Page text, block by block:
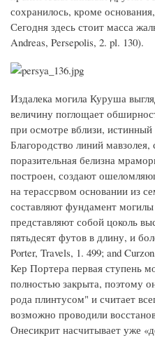
сохранилось, кроме
Сегодня здесь стоит масса
Andreas, Persepolis, 2. pl. 130).
Издалека могила Куруша
величину поглощает
при осмотре вблизи,
Благородство линий
поразительная белизна
построен, создают
на терассрвом основании из
составляют фундамент
представляют собой цоколь
пятьдесят футов в длину, и
Porter, Travels, 1. 499; and
Кер Портера первая ступень
полностью закрыта, поэтому
рода плинтусом" и считает
возможно проводили
Онесикрит насчитывает уже